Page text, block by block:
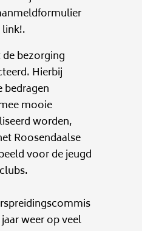
bezorging
Hierbij
mooie
worden,
Roosendaalse
voor de jeugd
weer op veel